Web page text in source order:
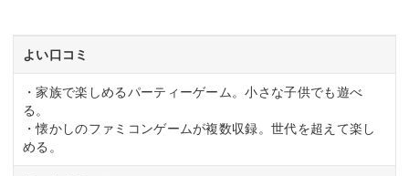
2024年7月18日
よい口コミ
・家族で楽しめるパーティーゲーム。小さな子供でも遊べ
る。
・懐かしのファミコンゲームが複数収録。世代を超えて楽し
める。